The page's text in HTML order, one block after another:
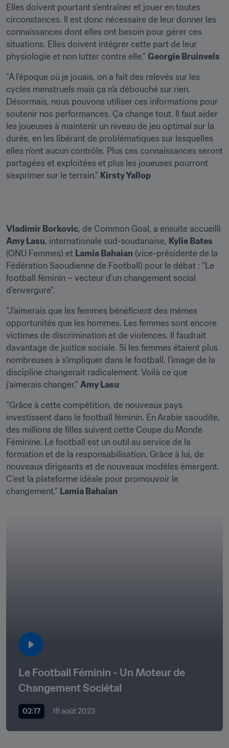
Elles doivent pourtant s’entraîner et jouer en toutes
circonstances. Il est donc nécessaire de leur donner les
connaissances dont elles ont besoin pour gérer ces
situations. Elles doivent intégrer cette part de leur
physiologie et non lutter contre elle." Georgie Bruinvels
"À l’époque où je jouais, on a fait des relevés sur les
cycles menstruels mais ça n’a débouché sur rien.
Désormais, nous pouvons utiliser ces informations pour
soutenir nos performances. Ça change tout. Il faut aider
les joueuses à maintenir un niveau de jeu optimal sur la
durée, en les libérant de problématiques sur lesquelles
elles n’ont aucun contrôle. Plus ces connaissances seront
partagées et exploitées et plus les joueuses pourront
s’exprimer sur le terrain." Kirsty Yallop
Vladimir Borkovic
Amy Lasu, internationale sud-soudanaise, Kylie Bates
(ONU Femmes) et Lamia Bahaian (vice-présidente de la
Fédération Saoudienne de Football) pour le débat : "Le
football féminin – vecteur d’un changement social
d’envergure".
"J’aimerais que les femmes bénéficient des mêmes
opportunités que les hommes. Les femmes sont encore
victimes de discrimination et de violences. Il faudrait
davantage de justice sociale. Si les femmes étaient plus
nombreuses à s’impliquer dans le football, l’image de la
discipline changerait radicalement. Voilà ce que
j’aimerais changer." Amy Lasu
"Grâce à cette compétition, de nouveaux pays
investissent dans le football féminin. En Arabie saoudite,
des millions de filles suivent cette Coupe du Monde
Féminine. Le football est un outil au service de la
formation et de la responsabilisation. Grâce à lui, de
nouveaux dirigeants et de nouveaux modèles émergent.
C’est la plateforme idéale pour promouvoir le
changement." Lamia Bahaian
Le Football Féminin - Un Moteur de
Changement Sociétal
02:17 18 août 2023